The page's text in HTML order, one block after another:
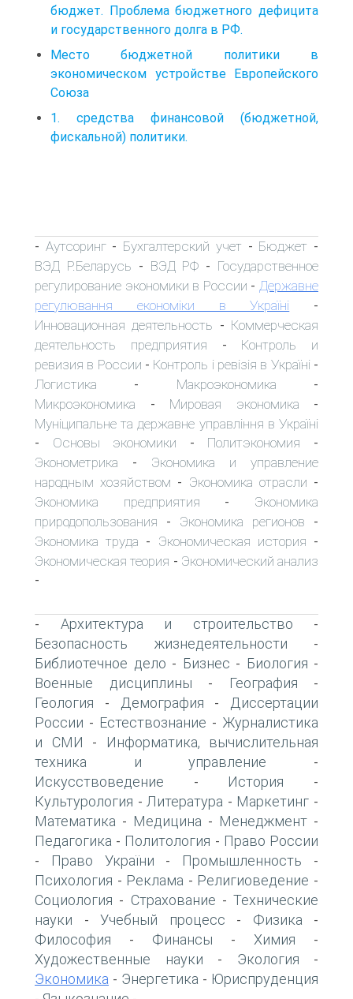
бюджет. Проблема бюджетного дефицита
и государственного долга в РФ.
Место бюджетной политики в
экономическом устройстве Европейского
Союза
1. средства финансовой (бюджетной,
фискальной) политики.
- Аутсоринг- Бухгалтерский учет - Бюджет -
ВЭД Р.Беларусь - ВЭД РФ - Государственное
регулирование экономики в России - Державне
регулювання економіки в Україні -
Инновационная деятельность - Коммерческая
деятельность предприятия - Контроль и
ревизия в России - Контроль і ревізія в Україні -
Логистика - Макроэкономика -
Микроэкономика - Мировая экономика -
Муніципальне та державне управління в Україні
- Основы экономики - Политэкономия -
Эконометрика - Экономика и управление
народным хозяйством - Экономика отрасли -
Экономика предприятия - Экономика
природопользования - Экономика регионов -
Экономика труда - Экономическая история -
Экономическая теория - Экономический анализ
-
- Архитектура и строительство -
Безопасность жизнедеятельности -
Библиотечное дело - Бизнес - Биология -
Военные дисциплины - География -
Геология - Демография -
Диссертации
России - Естествознание - Журналистика
и СМИ -
Информатика, вычислительная
техника и управление -
Искусствоведение - История -
Культурология - Литература - Маркетинг -
Математика - Медицина - Менеджмент -
Педагогика - Политология - Право России
- Право України - Промышленность -
Психология - Реклама - Религиоведение -
Социология - Страхование - Технические
науки - Учебный процесс - Физика -
Философия - Финансы - Химия -
Художественные науки - Экология -
Экономика - Энергетика - Юриспруденция